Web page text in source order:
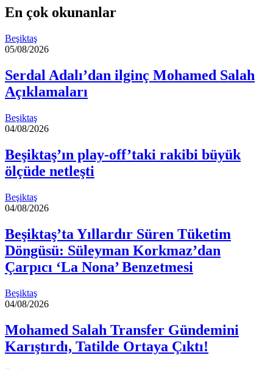
En çok okunanlar
Beşiktaş
05/08/2026
Serdal Adalı’dan ilginç Mohamed Salah
Açıklamaları
Beşiktaş
04/08/2026
Beşiktaş’ın play-off’taki rakibi büyük
ölçüde netleşti
Beşiktaş
04/08/2026
Beşiktaş’ta Yıllardır Süren Tüketim
Döngüsü: Süleyman Korkmaz’dan
Çarpıcı ‘La Nona’ Benzetmesi
Beşiktaş
04/08/2026
Mohamed Salah Transfer Gündemini
Karıştırdı, Tatilde Ortaya Çıktı!